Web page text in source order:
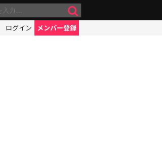
ログイン メンバー登録